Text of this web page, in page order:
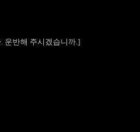
운반해 주시겠습니까.]